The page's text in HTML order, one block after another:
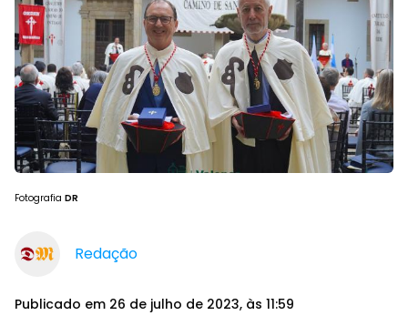
Fotografia DR
Redação
Publicado em 26 de julho de 2023, às 11:59